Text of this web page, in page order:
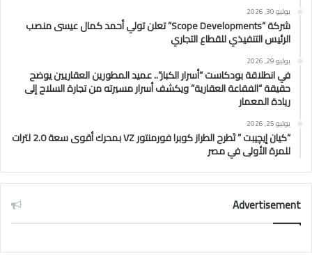
يوليو 30, 2026
شركة “Scope Developments” تعلن تولي أحمد كمال عيسى منصب
الرئيس التنفيذي للقطاع التجاري
يوليو 29, 2026
في انطلاقة بودكاست “أسرار الكبار”.. عميد المطورين العقاريين يوضح
حقيقة “الفقاعة العقارية” ويكشف أسرار مسيرته من تجارة السلاح إلى
ريادة المعمار
يوليو 25, 2026
“كيان إيچيبت ” تَطرح الطراز كوبرا فورمنتور VZ بمحرك أقوى سعة 2.0 لترات
للمرة الأولى في مصر
Advertisement